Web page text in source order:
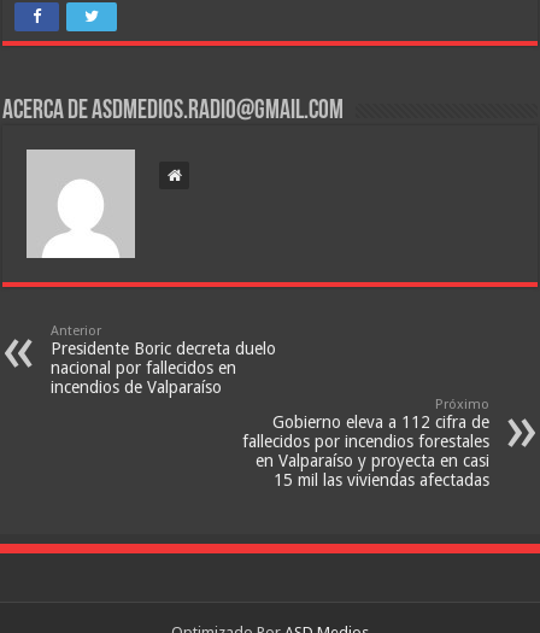
Acerca de asdmedios.radio@gmail.com
Anterior
Presidente Boric decreta duelo
nacional por fallecidos en
incendios de Valparaíso
Próximo
Gobierno eleva a 112 cifra de
fallecidos por incendios forestales
en Valparaíso y proyecta en casi
15 mil las viviendas afectadas